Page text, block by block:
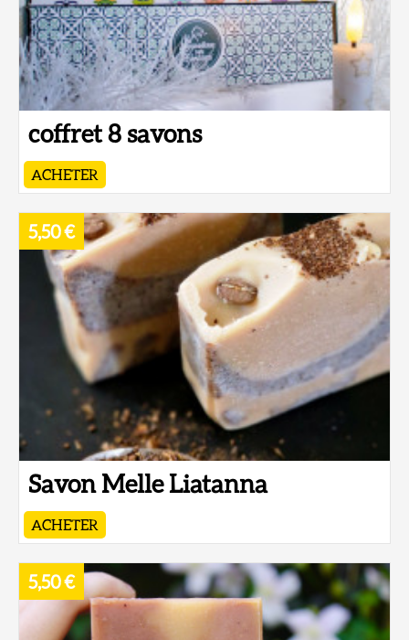
coffret 8 savons
ACHETER
Savon Melle Liatanna
ACHETER
5,50 €
5,50 €